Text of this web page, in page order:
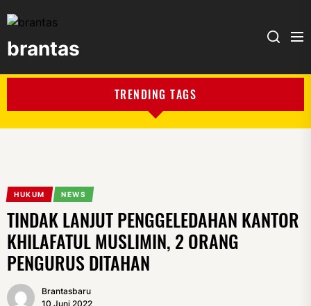
brantas
TRENDING TAGS
HUKUM NEWS
TINDAK LANJUT PENGGELEDAHAN KANTOR
KHILAFATUL MUSLIMIN, 2 ORANG
PENGURUS DITAHAN
Brantasbaru
10 Juni 2022